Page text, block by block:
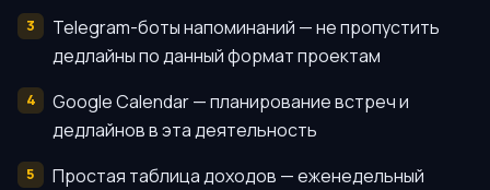
Telegram-боты напоминаний — не пропустить
дедлайны по данный формат проектам
Google Calendar — планирование встреч и
дедлайнов в эта деятельность
Простая таблица доходов — еженедельный